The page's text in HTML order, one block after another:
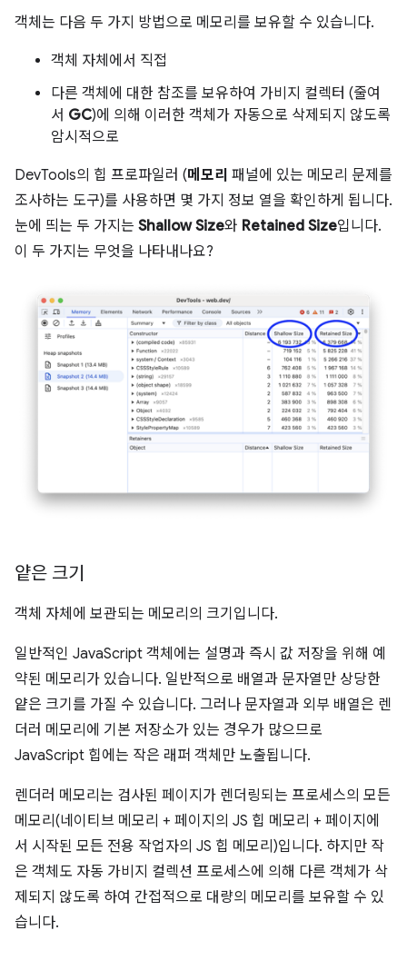
객체는 다음 두 가지 방법으로 메모리를 보유할 수 있습니다.
객체 자체에서 직접
다른 객체에 대한 참조를 보유하여 가비지 컬렉터 (줄여
서 GC)에 의해 이러한 객체가 자동으로 삭제되지 않도록
암시적으로
DevTools의 힙 프로파일러 (메모리 패널에 있는 메모리 문제를
조사하는 도구)를 사용하면 몇 가지 정보 열을 확인하게 됩니다.
눈에 띄는 두 가지는 Shallow Size와 Retained Size입니다.
이 두 가지는 무엇을 나타내나요?
얕은 크기
객체 자체에 보관되는 메모리의 크기입니다.
일반적인 JavaScript 객체에는 설명과 즉시 값 저장을 위해 예
약된 메모리가 있습니다. 일반적으로 배열과 문자열만 상당한
얕은 크기를 가질 수 있습니다. 그러나 문자열과 외부 배열은 렌
더러 메모리에 기본 저장소가 있는 경우가 많으므로
JavaScript 힙에는 작은 래퍼 객체만 노출됩니다.
렌더러 메모리는 검사된 페이지가 렌더링되는 프로세스의 모든
메모리(네이티브 메모리 + 페이지의 JS 힙 메모리 + 페이지에
서 시작된 모든 전용 작업자의 JS 힙 메모리)입니다. 하지만 작
은 객체도 자동 가비지 컬렉션 프로세스에 의해 다른 객체가 삭
제되지 않도록 하여 간접적으로 대량의 메모리를 보유할 수 있
습니다.